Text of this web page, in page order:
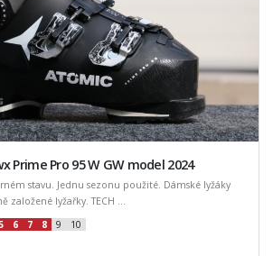
Prime Pro 95 W GW model 2024
stavu. Jednu sezonu použité. Dámské lyžáky
založené lyžařky. TECH ...
6 7 8 9
10